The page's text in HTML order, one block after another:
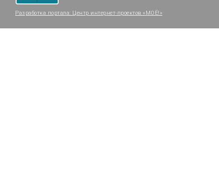
Разработка портала: Центр интернет-проектов «МОЁ!»